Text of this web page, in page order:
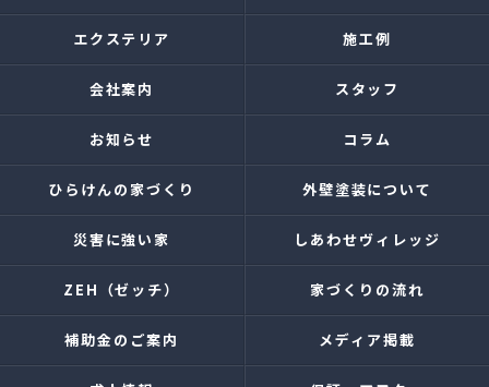
エクステリア 施工例
会社案内 スタッフ
お知らせ コラム
ひらけんの家づくり 外壁塗装について
災害に強い家 しあわせヴィレッジ
ZEH（ゼッチ） 家づくりの流れ
補助金のご案内 メディア掲載